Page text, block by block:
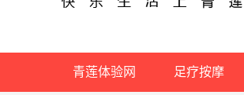
青莲体验网 足疗按摩